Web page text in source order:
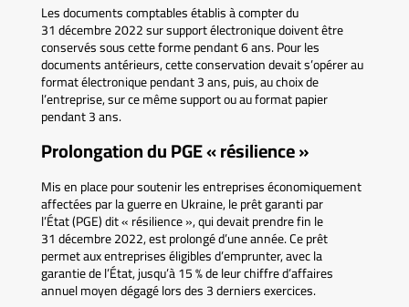
Les documents comptables établis à compter du
31 décembre 2022 sur support électronique doivent être
conservés sous cette forme pendant 6 ans. Pour les
documents antérieurs, cette conservation devait s’opérer au
format électronique pendant 3 ans, puis, au choix de
l’entreprise, sur ce même support ou au format papier
pendant 3 ans.
Prolongation du PGE « résilience »
Mis en place pour soutenir les entreprises économiquement
affectées par la guerre en Ukraine, le prêt garanti par
l’État (PGE) dit « résilience », qui devait prendre fin le
31 décembre 2022, est prolongé d’une année. Ce prêt
permet aux entreprises éligibles d’emprunter, avec la
garantie de l’État, jusqu’à 15 % de leur chiffre d’affaires
annuel moyen dégagé lors des 3 derniers exercices.